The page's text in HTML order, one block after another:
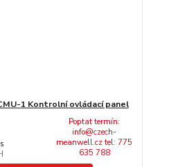
1 Kontrolní ovládací panel
Poptat termín:
info@czech-
meanwell.cz tel: 775
635 788